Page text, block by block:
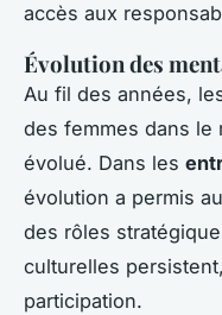
accès aux
Évolution des
Au fil des années,
des femmes dans
évolué. Dans les
évolution a permis
des rôles
culturelles
participation.